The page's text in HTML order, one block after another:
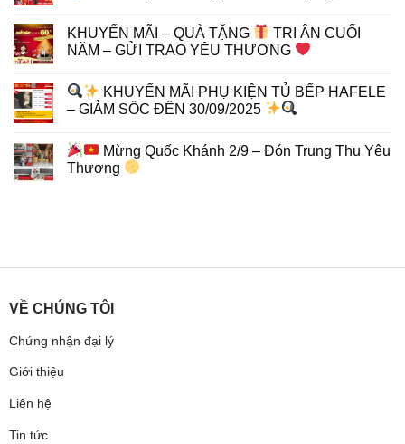
KHUYẾN MÃI – QUÀ TẶNG
TRI ÂN CUỐI
NĂM – GỬI TRAO YÊU THƯƠNG
KHUYẾN MÃI PHỤ KIỆN TỦ BẾP HAFELE
– GIẢM SỐC ĐẾN 30/09/2025
Mừng Quốc Khánh 2/9 – Đón Trung Thu Yêu
Thương
VỀ CHÚNG TÔI
Chứng nhận đại lý
Giới thiệu
Liên hệ
Tin tức